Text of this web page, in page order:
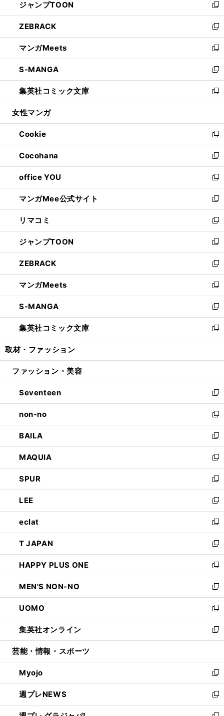
く
で
開
く
ド
ウ
で
開
く
ィ
ン
ド
ウ
で
開
く
い
ウ
ィ
ン
ド
ウ
で
開
く
ジャンプTOON
新
し
い
ウ
ィ
ン
ド
ウ
で
開
ZEBRACK
新
し
い
ウ
ィ
ン
ド
ウ
開
く
マンガMeets
新
し
い
ウ
ィ
ン
ウ
で
開
く
S-MANGA
新
し
い
ウ
ン
ド
ウ
で
開
く
集英社コミック文庫
新
し
ウ
ィ
ン
ド
ウ
で
開
く
女性マンガ
Cookie
新
し
い
ウ
ィ
ン
ド
ウ
で
開
く
Cocohana
新
し
い
ウ
ィ
ン
ド
ウ
で
開
く
office YOU
新
し
い
ウ
ィ
ン
ド
ウ
で
開
く
マンガMee公式サイト
新
し
い
ウ
ィ
ン
ド
ウ
で
開
く
リマコミ
新
し
い
ウ
ィ
ン
ド
ウ
で
開
く
ジャンプTOON
新
し
い
ウ
ィ
ン
ド
ウ
で
開
ZEBRACK
新
し
い
ウ
ィ
ン
ド
ウ
開
マンガMeets
新
し
い
ウ
ィ
ン
ウ
開
く
S-MANGA
新
し
い
ウ
ン
ウ
で
開
く
集英社コミック文庫
新
し
ウ
ン
ド
ウ
で
開
く
取材・ファッション
ファッション・美容
Seventeen
新
し
い
ウ
ィ
ン
ド
ウ
で
開
く
non-no
新
し
い
ウ
ィ
ン
ド
ウ
で
開
く
BAILA
新
し
い
ウ
ィ
ン
ド
ウ
で
開
く
MAQUIA
新
し
い
ウ
ィ
ン
ド
ウ
で
開
く
SPUR
新
し
い
ウ
ィ
ン
ド
ウ
で
開
く
LEE
新
し
い
ウ
ィ
ン
ド
ウ
で
開
く
eclat
新
し
い
ウ
ィ
ン
ド
ウ
で
開
く
T JAPAN
新
し
い
ウ
ィ
ン
ド
ウ
で
開
HAPPY PLUS ONE
新
し
い
ウ
ィ
ン
ド
ウ
開
く
MEN'S NON-NO
新
し
い
ウ
ィ
ン
ウ
で
開
く
UOMO
新
し
い
ウ
ン
ド
ウ
で
開
集英社オンライン
新
し
ウ
ィ
ン
ド
ウ
芸能・情報・スポーツ
Myojo
新
し
い
ウ
週プレNEWS
新
し